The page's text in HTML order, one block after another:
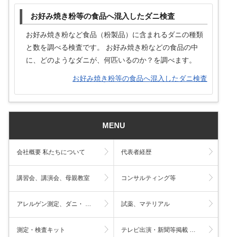
お好み焼き粉等の食品へ混入したダニ検査
お好み焼き粉など食品（粉製品）に含まれるダニの種類
と数を調べる検査です。 お好み焼き粉などの食品の中
に、どのようなダニが、何匹いるのか？を調べます。
お好み焼き粉等の食品へ混入したダニ検査
MENU
会社概要 私たちについて 代表者経歴
講習会、講演会、母親教室 コンサルティング等
アレルゲン測定、ダニ・ … 試薬、マテリアル
測定・検査キット テレビ出演・新聞等掲載 …